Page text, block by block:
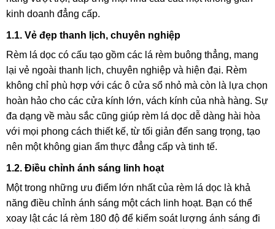
kinh doanh đẳng cấp.
1.1. Vẻ đẹp thanh lịch, chuyên nghiệp
Rèm lá dọc có cấu tạo gồm các lá rèm buông thẳng, mang
lại vẻ ngoài thanh lịch, chuyên nghiệp và hiện đại. Rèm
không chỉ phù hợp với các ô cửa sổ nhỏ mà còn là lựa chọn
hoàn hảo cho các cửa kính lớn, vách kính của nhà hàng. Sự
đa dạng về màu sắc cũng giúp rèm lá dọc dễ dàng hài hòa
với mọi phong cách thiết kế, từ tối giản đến sang trọng, tạo
nên một không gian ẩm thực đẳng cấp và tinh tế.
1.2. Điều chỉnh ánh sáng linh hoạt
Một trong những ưu điểm lớn nhất của rèm lá dọc là khả
năng điều chỉnh ánh sáng một cách linh hoạt. Bạn có thể
xoay lật các lá rèm 180 độ để kiểm soát lượng ánh sáng đi